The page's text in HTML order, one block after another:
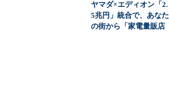
ヤマダ×エディオン「2.
5兆円」統合で、あなた
の街から「家電量販店